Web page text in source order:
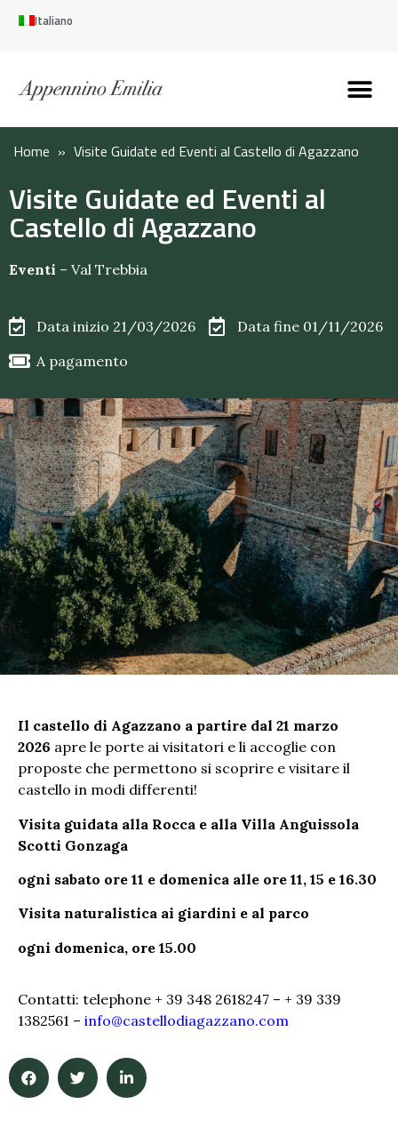
Italiano
Home » Visite Guidate ed Eventi al Castello di Agazzano
Visite Guidate ed Eventi al
Castello di Agazzano
Eventi – Val Trebbia
Data inizio 21/03/2026
Data fine 01/11/2026
A pagamento
Il castello di Agazzano a partire dal 21 marzo
2026 apre le porte ai visitatori e li accoglie con
proposte che permettono si scoprire e visitare il
castello in modi differenti!
Visita guidata alla Rocca e alla Villa Anguissola
Scotti Gonzaga
ogni sabato ore 11 e domenica alle ore 11, 15 e 16.30
Visita naturalistica ai giardini e al parco
ogni domenica, ore 15.00
Contatti: telephone + 39 348 2618247 – + 39 339
1382561 – info@castellodiagazzano.com